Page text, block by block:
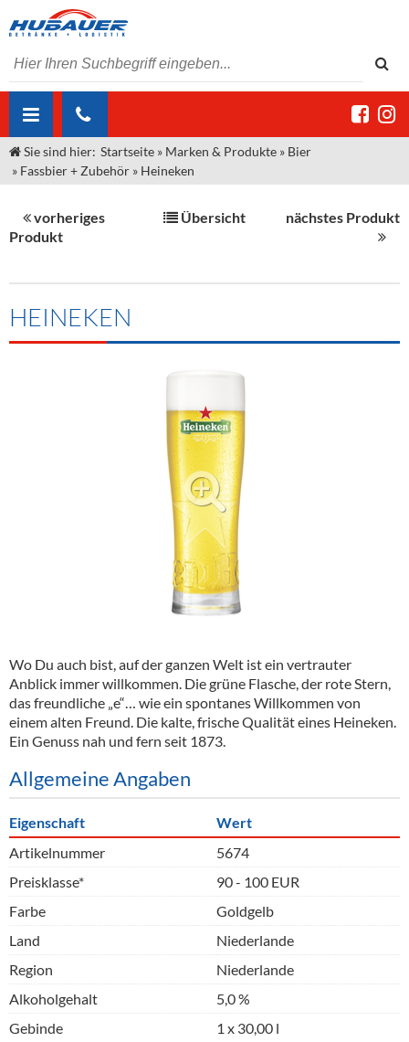
ÜBER UNS
Unser Liefergebiet
Kontakt
Angebote Gastronomie & Großhandel
Neuigkeiten
MARKEN & PRODUKTE
Sirup
Spirituosen
Alkoholfreie Getränke
Öle & Küchenartikel
Kommisionskauf & Lieferbedingungen
Fremddienstleistungen
Sie sind hier: Startseite » Marken & Produkte » Bier
» Fassbier + Zubehör » Heineken
vorheriges
Produkt
Übersicht nächstes Produkt
HEINEKEN
Wo Du auch bist, auf der ganzen Welt ist ein vertrauter
Anblick immer willkommen. Die grüne Flasche, der rote Stern,
das freundliche „e“… wie ein spontanes Willkommen von
einem alten Freund. Die kalte, frische Qualität eines Heineken.
Ein Genuss nah und fern seit 1873.
Allgemeine Angaben
Eigenschaft
Wert
Artikelnummer
5674
Preisklasse*
90 - 100 EUR
Farbe
Goldgelb
Land
Niederlande
Region
Niederlande
Alkoholgehalt
5,0 %
Gebinde
1 x 30,00 l